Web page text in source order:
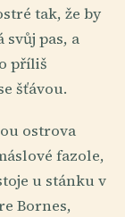
tak, že by
pas, a
příliš
šťávou.
ostrova
fazole,
u stánku v
Bornes,